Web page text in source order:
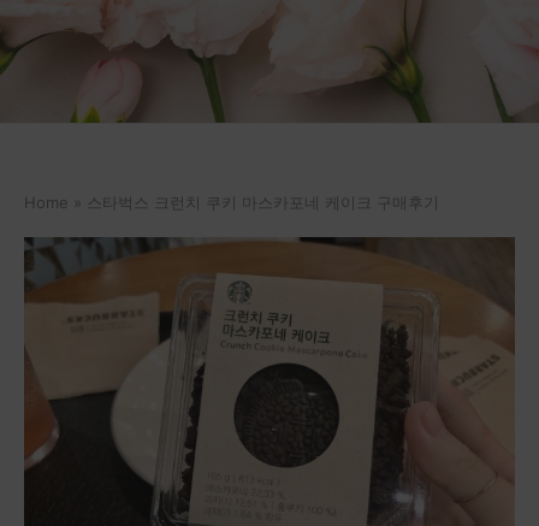
Home » 스타벅스 크런치 쿠키 마스카포네 케이크 구매후기